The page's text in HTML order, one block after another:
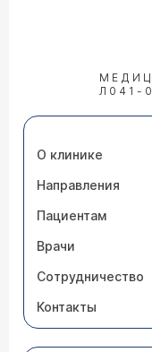
Л041-
О клинике
Направления
Пациентам
Врачи
Сотрудничество
Контакты